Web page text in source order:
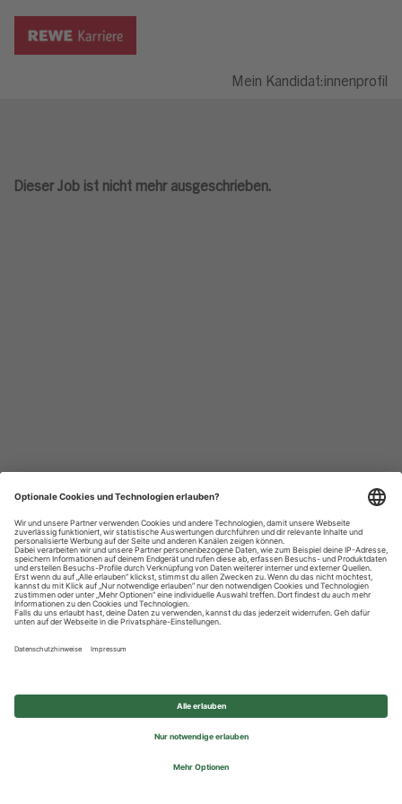
Mein Kandidat:innenprofil
Dieser Job ist nicht mehr ausgeschrieben.
Datenschutzhinweise
Impressum
Privatsphäre-Einstellungen
© 2026 REWE Group - All rights reserved